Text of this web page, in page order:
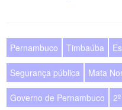
Pernambuco Timbaúba
Segurança pública Mata
Governo de Pernambuco